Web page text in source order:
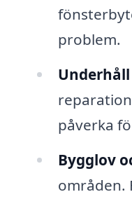
problem.
påverka
Bygglov
områden.